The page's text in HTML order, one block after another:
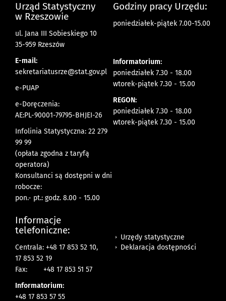
Urząd Statystyczny
w Rzeszowie
ul. Jana III Sobieskiego 10
35-959 Rzeszów
E-mail:
sekretariatusrze@stat.gov.pl
e-PUAP
e-Doręczenia:
AE:PL-90001-79795-BHJEI-26
Infolinia Statystyczna: 22 279
99 99
(opłata zgodna z taryfą
operatora)
Konsultanci są dostępni w dni
robocze:
pon.- pt.: godz. 8.00 - 15.00
Godziny pracy Urzędu:
poniedziałek-piątek 7.00-15.00
Informatorium:
poniedziałek 7.30 - 18.00
wtorek-piątek 7.30 - 15.00
REGON:
poniedziałek 7.30 - 18.00
wtorek-piątek 7.30 - 15.00
Informacje
telefoniczne:
Centrala: +48 17 853 52 10,
17 853 52 19
Fax:
+48 17 853 51 57
Informatorium:
+48 17 853 57 55
Urzędy statystyczne
Deklaracja dostępności